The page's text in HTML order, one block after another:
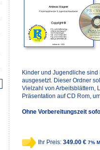
Kinder und Jugendliche
ausgesetzt. Dieser Ordner
Vielzahl von Arbeitsblättern,
Präsentation auf CD Rom,
Ohne Vorbereitungszeit
Ihr Preis: 349.00 € 7%